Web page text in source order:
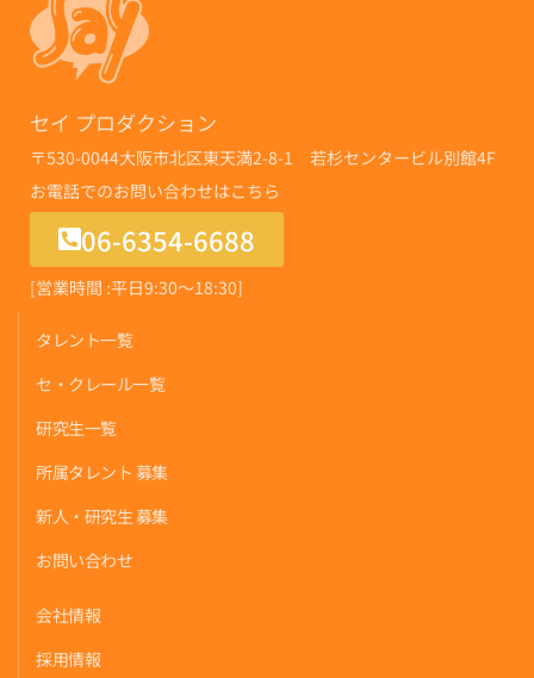
セイ プロダクション
〒530-0044大阪市北区東天満2-8-1 若杉センタービル別館4F
お電話でのお問い合わせはこちら
06-6354-6688
[営業時間 :平日9:30〜18:30]
タレント一覧
セ・クレール一覧
研究生一覧
所属タレント 募集
新人・研究生 募集
お問い合わせ
会社情報
採用情報